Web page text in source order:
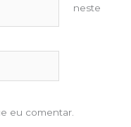
neste
eu comentar.